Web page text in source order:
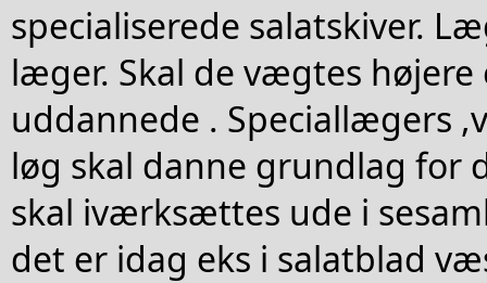
specialiserede salatskiver.
læger. Skal de vægtes højere
uddannede . Speciallægers
løg skal danne grundlag for
skal iværksættes ude i
det er idag eks i salatblad